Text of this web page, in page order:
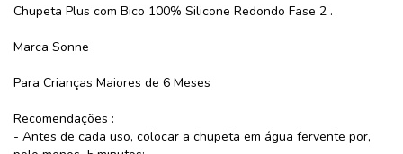
Chupeta Plus com Bico 100% Silicone Redondo Fase 2 .
Marca Sonne
Para Crianças Maiores de 6 Meses
Recomendações :
- Antes de cada uso, colocar a chupeta em água fervente por,